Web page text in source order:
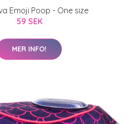
Emoji Poop - One size
59 SEK
MER INFO!